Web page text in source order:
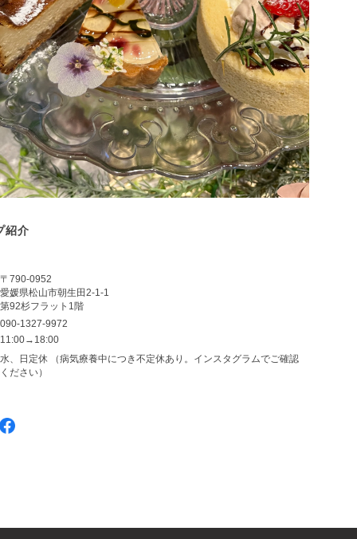
紹介
〒790-0952
愛媛県松山市朝生田2-1-1
第92杉フラット1階
090-1327-9972
11:00→18:00
水、日定休 （病気療養中につき不定休あり。インスタグラムでご確認
ください）